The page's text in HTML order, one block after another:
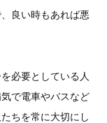
良い時もあれば悪
必要としている人
で電車やバスなど
ちを常に大切にし